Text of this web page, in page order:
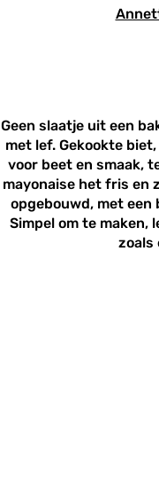
Geen slaatje uit een
met lef. Gekookte
voor beet en smaak,
mayonaise het fris en
opgebouwd, met
Simpel om te maken,
zoals